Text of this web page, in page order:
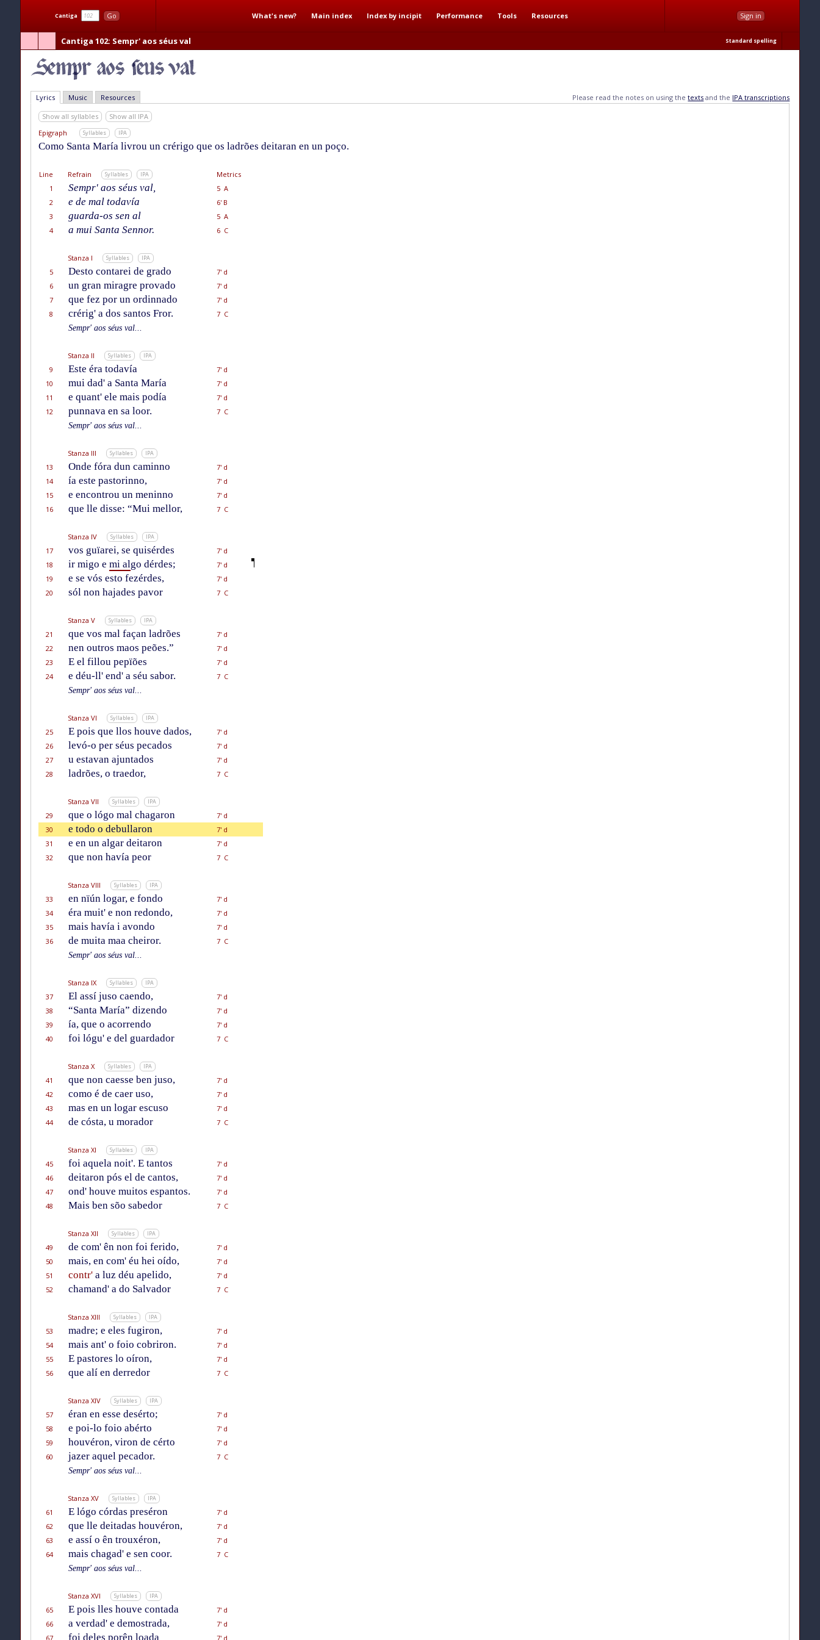
Cantiga Go What's new? Main index Index by incipit Performance Tools Resources Sign in
Cantiga 102: Sempr' aos séus val Standard spelling
Lyrics Music Resources Please read the notes on using thetexts and the IPA transcriptions
Show all syllables
Show all IPA
Epigraph
Syllables IPA
Como Santa María livrou un crérigo que os ladrões deitaran en un poço.
Line Refrain Syllables IPA
Metrics
1
Sempr' aos séus val,
5 A
2
e de mal todavía
6' B
3
guarda-os sen al
5 A
4
a mui Santa Sennor. 6 C
Stanza I Syllables IPA
5 Desto contarei de grado
7' d
6
un gran miragre provado
7' d
7
que fez por un ordinnado
7' d
8
crérig' a dos santos Fror.
7 C
Sempr' aos séus val...
Stanza II Syllables IPA
9 Este éra todavía
7' d
10
mui dad' a Santa María
7' d
11
e quant' ele mais podía
7' d
12
punnava en sa loor.
7 C
Sempr' aos séus val...
Stanza III Syllables IPA
13 Onde fóra dun caminno
7' d
14
ía este pastorinno,
7' d
15
e encontrou un meninno
7' d
16
que lle disse: “Mui mellor, 7 C
Stanza IV Syllables IPA
17 vos guïarei, se quisérdes
7' d
18
ir migo e mi algo dérdes;
7' d
19
e se vós esto fezérdes,
7' d
20
sól non hajades pavor 7 C
Stanza V Syllables IPA
21 que vos mal façan ladrões
7' d
22
nen outros maos peões.”
7' d
23
E el fillou pepïões
7' d
24
e déu-ll' end' a séu sabor.
7 C
Sempr' aos séus val...
Stanza VI Syllables IPA
25 E pois que llos houve dados,
7' d
26
levó-o per séus pecados
7' d
27
u estavan ajuntados
7' d
28
ladrões, o traedor, 7 C
Stanza VII Syllables IPA
29 que o lógo mal chagaron
7' d
30
e todo o debullaron
7' d
31
e en un algar deitaron
7' d
32
que non havía peor 7 C
Stanza VIII Syllables IPA
33 en nïún logar, e fondo
7' d
34
éra muit' e non redondo,
7' d
35
mais havía i avondo
7' d
36
de muita maa cheiror.
7 C
Sempr' aos séus val...
Stanza IX Syllables IPA
37 El assí juso caendo,
7' d
38
“Santa María” dizendo
7' d
39
ía, que o acorrendo
7' d
40
foi lógu' e del guardador 7 C
Stanza X Syllables IPA
41 que non caesse ben juso,
7' d
42
como é de caer uso,
7' d
43
mas en un logar escuso
7' d
44
de cósta, u morador 7 C
Stanza XI Syllables IPA
45 foi aquela noit'. E tantos
7' d
46
deitaron pós el de cantos,
7' d
47
ond' houve muitos espantos.
7' d
48
Mais ben sõo sabedor 7 C
Stanza XII Syllables IPA
49 de com' ên non foi ferido,
7' d
50
mais, en com' éu hei oído,
7' d
51
contr'a luz déu apelido,
7' d
52
chamand' a do Salvador 7 C
Stanza XIII Syllables IPA
53 madre; e eles fugiron,
7' d
54
mais ant' o foio cobriron.
7' d
55
E pastores lo oíron,
7' d
56
que alí en derredor 7 C
Stanza XIV Syllables IPA
57 éran en esse desérto;
7' d
58
e poi-lo foio abérto
7' d
59
houvéron, viron de cérto
7' d
60
jazer aquel pecador.
7 C
Sempr' aos séus val...
Stanza XV Syllables IPA
61 E lógo córdas preséron
7' d
62
que lle deitadas houvéron,
7' d
63
e assí o ên trouxéron,
7' d
64
mais chagad' e sen coor.
7 C
Sempr' aos séus val...
Stanza XVI Syllables IPA
65 E pois lles houve contada
7' d
66
a verdad' e demostrada,
7' d
67
foi deles porên loada 7' d